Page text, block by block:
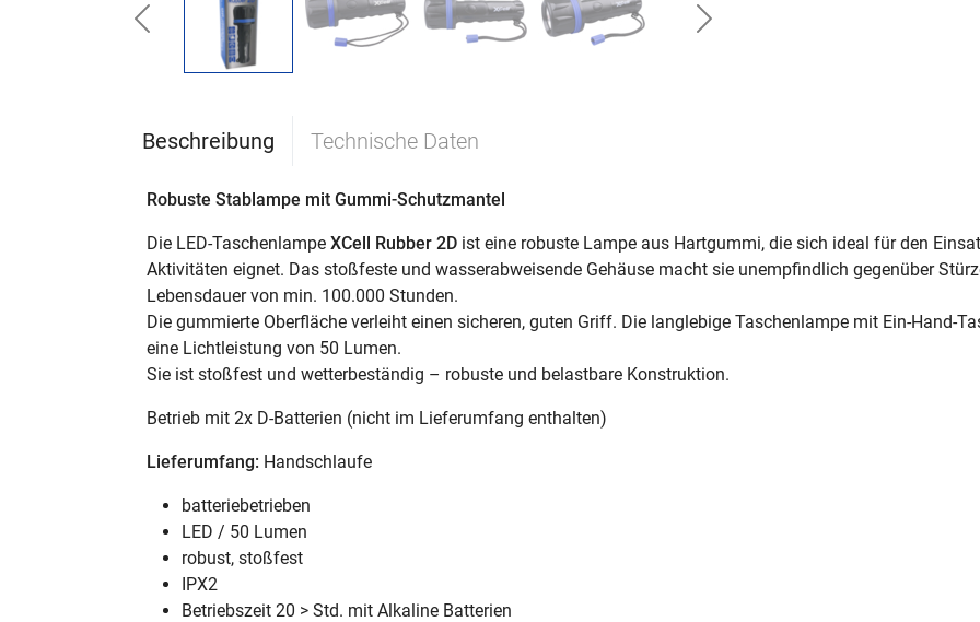
Previous Next
Beschreibung Technische Daten
Robuste Stablampe mit Gummi-Schutzmantel
Die LED-Taschenlampe XCell Rubber 2D ist eine robuste Lampe aus Hartgummi, die sich ideal für den
Aktivitäten eignet. Das stoßfeste und wasserabweisende Gehäuse macht sie unempfindlich gegenüber
Lebensdauer von min. 100.000 Stunden.
Die gummierte Oberfläche verleiht einen sicheren, guten Griff. Die langlebige Taschenlampe mit Ein-Hand-
eine Lichtleistung von 50 Lumen.
Sie ist stoßfest und wetterbeständig – robuste und belastbare Konstruktion.
Betrieb mit 2x D-Batterien (nicht im Lieferumfang enthalten)
Lieferumfang: Handschlaufe
batteriebetrieben
LED / 50 Lumen
robust, stoßfest
IPX2
Betriebszeit 20 > Std. mit Alkaline Batterien